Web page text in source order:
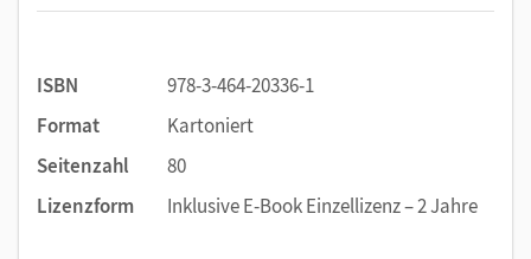
ISBN
978-3-464-20336-1
Format
Kartoniert
Seitenzahl
80
Lizenzform
Inklusive E-Book Einzellizenz – 2 Jahre